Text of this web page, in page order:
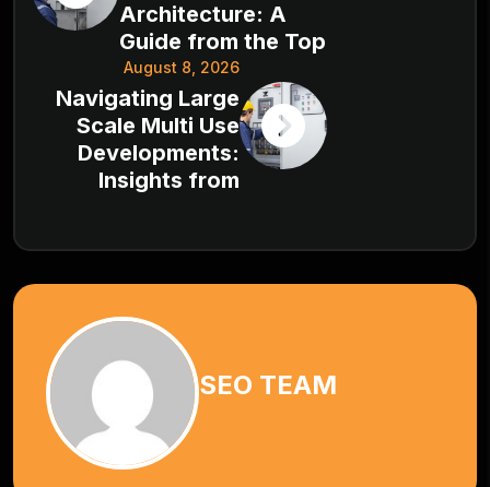
Architecture: A
Guide from the Top
August 8, 2026
Navigating Large
Scale Multi Use
Developments:
Insights from
SEO TEAM